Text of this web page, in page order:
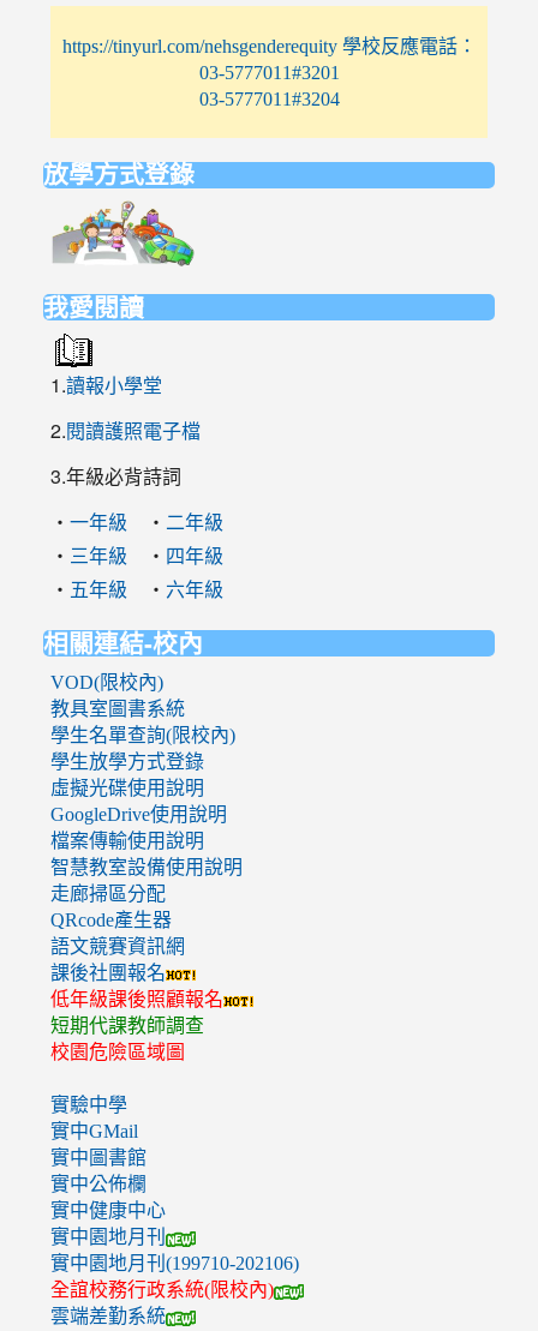
https://tinyurl.com/nehsgenderequity 學校反應電話：
03-5777011#3201
03-5777011#3204
放學方式登錄
https://elem.nehs.hc.edu.tw/traffic/
我愛閱讀
1.讀報小學堂
2.閱讀護照電子檔
3.年級必背詩詞
‧ 一年級 ‧ 二年級
‧ 三年級 ‧ 四年級
‧ 五年級 ‧ 六年級
相關連結-校內
VOD(限校內)
教具室圖書系統
學生名單查詢(限校內)
學生放學方式登錄
虛擬光碟使用說明
GoogleDrive使用說明
檔案傳輸使用說明
智慧教室設備使用說明
走廊掃區分配
QRcode產生器
語文競賽資訊網
課後社團報名
低年級課後照顧報名
短期代課教師調查
校園危險區域圖
實驗中學
實中GMail
實中圖書館
實中公佈欄
實中健康中心
實中園地月刊
實中園地月刊(199710-202106)
全誼校務行政系統(限校內)
雲端差勤系統